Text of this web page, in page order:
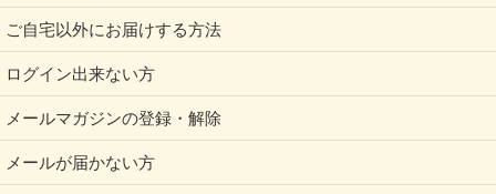
ご自宅以外にお届けする方法
ログイン出来ない方
メールマガジンの登録・解除
メールが届かない方